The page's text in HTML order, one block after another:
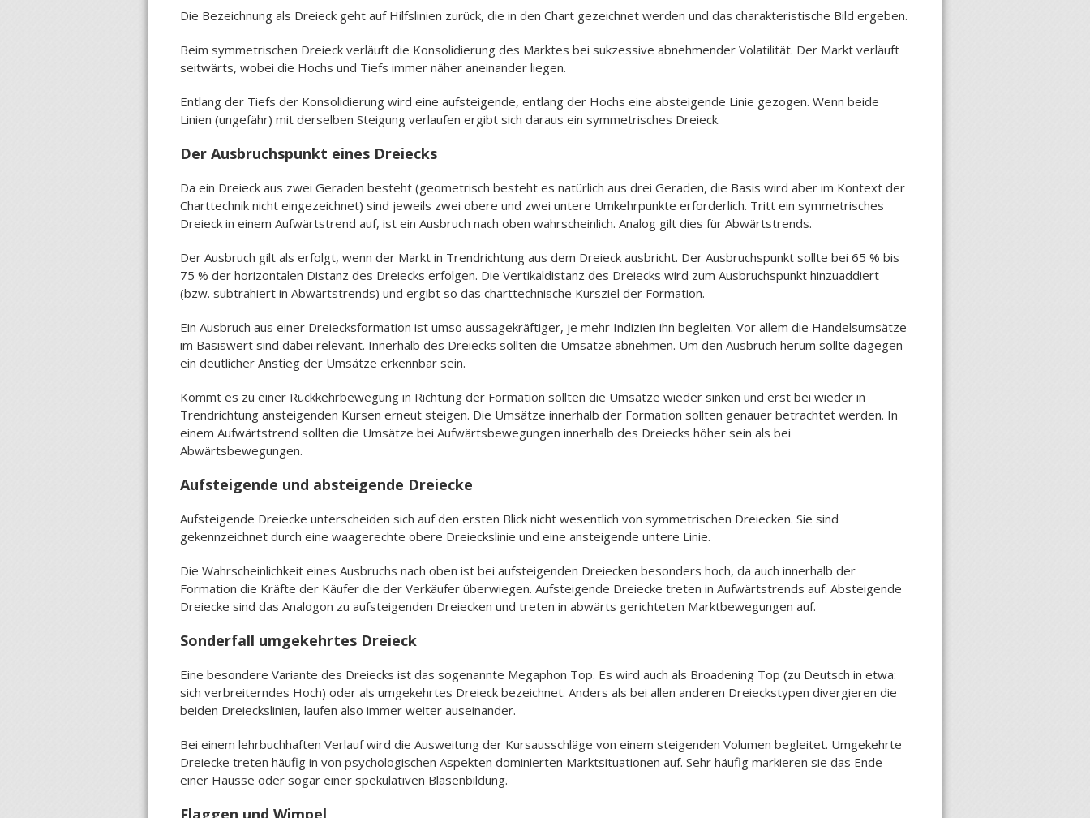
Die Bezeichnung als Dreieck geht auf Hilfslinien zurück, die in den Chart gezeichnet werden und das charakteristische Bild ergeben.
Beim symmetrischen Dreieck verläuft die Konsolidierung des Marktes bei sukzessive abnehmender Volatilität. Der Markt verläuft
seitwärts, wobei die Hochs und Tiefs immer näher aneinander liegen.
Entlang der Tiefs der Konsolidierung wird eine aufsteigende, entlang der Hochs eine absteigende Linie gezogen. Wenn beide
Linien (ungefähr) mit derselben Steigung verlaufen ergibt sich daraus ein symmetrisches Dreieck.
Der Ausbruchspunkt eines Dreiecks
Da ein Dreieck aus zwei Geraden besteht (geometrisch besteht es natürlich aus drei Geraden, die Basis wird aber im Kontext der
Charttechnik nicht eingezeichnet) sind jeweils zwei obere und zwei untere Umkehrpunkte erforderlich. Tritt ein symmetrisches
Dreieck in einem Aufwärtstrend auf, ist ein Ausbruch nach oben wahrscheinlich. Analog gilt dies für Abwärtstrends.
Der Ausbruch gilt als erfolgt, wenn der Markt in Trendrichtung aus dem Dreieck ausbricht. Der Ausbruchspunkt sollte bei 65 % bis
75 % der horizontalen Distanz des Dreiecks erfolgen. Die Vertikaldistanz des Dreiecks wird zum Ausbruchspunkt hinzuaddiert
(bzw. subtrahiert in Abwärtstrends) und ergibt so das charttechnische Kursziel der Formation.
Ein Ausbruch aus einer Dreiecksformation ist umso aussagekräftiger, je mehr Indizien ihn begleiten. Vor allem die Handelsumsätze
im Basiswert sind dabei relevant. Innerhalb des Dreiecks sollten die Umsätze abnehmen. Um den Ausbruch herum sollte dagegen
ein deutlicher Anstieg der Umsätze erkennbar sein.
Kommt es zu einer Rückkehrbewegung in Richtung der Formation sollten die Umsätze wieder sinken und erst bei wieder in
Trendrichtung ansteigenden Kursen erneut steigen. Die Umsätze innerhalb der Formation sollten genauer betrachtet werden. In
einem Aufwärtstrend sollten die Umsätze bei Aufwärtsbewegungen innerhalb des Dreiecks höher sein als bei
Abwärtsbewegungen.
Aufsteigende und absteigende Dreiecke
Aufsteigende Dreiecke unterscheiden sich auf den ersten Blick nicht wesentlich von symmetrischen Dreiecken. Sie sind
gekennzeichnet durch eine waagerechte obere Dreieckslinie und eine ansteigende untere Linie.
Die Wahrscheinlichkeit eines Ausbruchs nach oben ist bei aufsteigenden Dreiecken besonders hoch, da auch innerhalb der
Formation die Kräfte der Käufer die der Verkäufer überwiegen. Aufsteigende Dreiecke treten in Aufwärtstrends auf. Absteigende
Dreiecke sind das Analogon zu aufsteigenden Dreiecken und treten in abwärts gerichteten Marktbewegungen auf.
Sonderfall umgekehrtes Dreieck
Eine besondere Variante des Dreiecks ist das sogenannte Megaphon Top. Es wird auch als Broadening Top (zu Deutsch in etwa:
sich verbreiterndes Hoch) oder als umgekehrtes Dreieck bezeichnet. Anders als bei allen anderen Dreieckstypen divergieren die
beiden Dreieckslinien, laufen also immer weiter auseinander.
Bei einem lehrbuchhaften Verlauf wird die Ausweitung der Kursausschläge von einem steigenden Volumen begleitet. Umgekehrte
Dreiecke treten häufig in von psychologischen Aspekten dominierten Marktsituationen auf. Sehr häufig markieren sie das Ende
einer Hausse oder sogar einer spekulativen Blasenbildung.